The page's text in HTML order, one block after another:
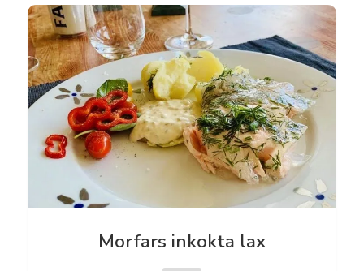
Morfars inkokta lax